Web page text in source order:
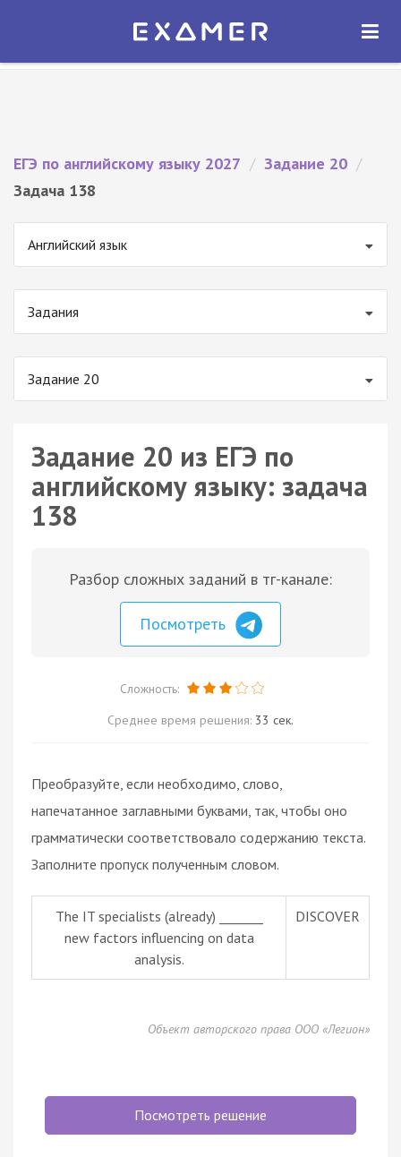
Экзамер — ЕГЭ 2027
ОТКРЫТЬ
ЕГЭ по английскому языку 2027 / Задание 20 /
Задача 138
Английский язык
Задания
Задание 20
Задание 20 из ЕГЭ по
английскому языку: задача
138
Разбор сложных заданий в тг-канале:
Посмотреть
Сложность:
Среднее время решения: 33 сек.
Преобразуйте, если необходимо, слово,
напечатанное заглавными буквами, так, чтобы оно
грамматически соответствовало содержанию текста.
Заполните пропуск полученным словом.
The IT specialists (already) _______
new factors influencing on data
analysis.
DISCOVER
Объект авторского права ООО «Легион»
Посмотреть решение